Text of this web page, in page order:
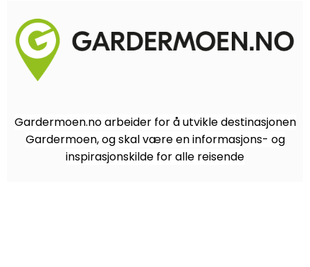
Gardermoen.no arbeider for å utvikle destinasjonen
Gardermoen, og skal være en informasjons- og
inspirasjonskilde for alle reisende